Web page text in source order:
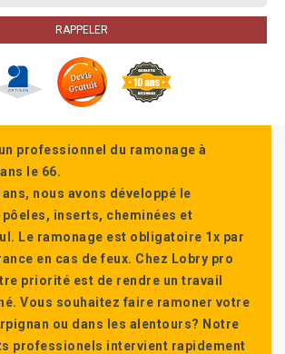
professionnel du ramonage à
le 66.
ans, nous avons développé le
inserts, cheminées et
Le ramonage est obligatoire 1x par
en cas de feux. Chez Lobry pro
priorité est de rendre un travail
Vous souhaitez faire ramoner votre
ou dans les alentours? Notre
professionels intervient rapidement